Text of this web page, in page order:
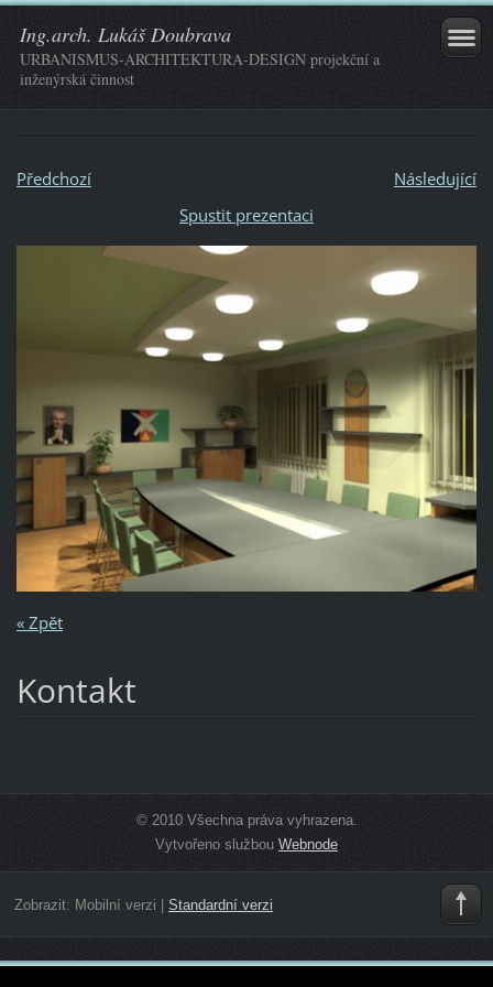
Ing.arch. Lukáš Doubrava
URBANISMUS-ARCHITEKTURA-DESIGN projekční a
inženýrská činnost
Předchozí
Následující
Spustit prezentaci
« Zpět
Kontakt
© 2010 Všechna práva vyhrazena.
Vytvořeno službouWebnode
Zobrazit: Mobilní verzi Standardní verzi